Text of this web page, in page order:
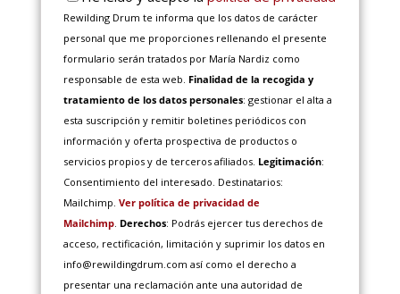
Rewilding Drum te informa que los datos de carácter
personal que me proporciones rellenando el presente
formulario serán tratados por María Nardiz como
responsable de esta web. Finalidad de la recogida y
tratamiento de los datos personales: gestionar el alta a
esta suscripción y remitir boletines periódicos con
información y oferta prospectiva de productos o
servicios propios y de terceros afiliados. Legitimación:
Consentimiento del interesado. Destinatarios:
Mailchimp. Ver política de privacidad de
Mailchimp. Derechos: Podrás ejercer tus derechos de
acceso, rectificación, limitación y suprimir los datos en
info@rewildingdrum.com así como el derecho a
presentar una reclamación ante una autoridad de